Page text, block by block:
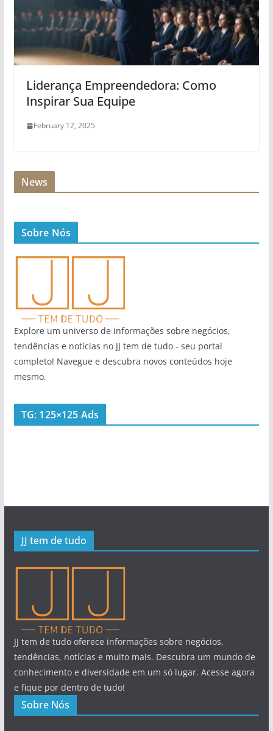
Liderança Empreendedora: Como
Inspirar Sua Equipe
February 12, 2025
News
Sobre Nós
Explore um universo de informações sobre negócios,
tendências e notícias no JJ tem de tudo - seu portal
completo! Navegue e descubra novos conteúdos hoje
mesmo.
TG: 125×125 Ads
JJ tem de tudo
JJ tem de tudo oferece informações sobre negócios,
tendências, notícias e muito mais. Descubra um mundo de
conhecimento e diversidade em um só lugar. Acesse agora
e fique por dentro de tudo!
Sobre Nós